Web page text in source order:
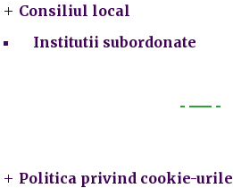
Consiliul local
Institutii subordonate
Politica privind cookie-urile